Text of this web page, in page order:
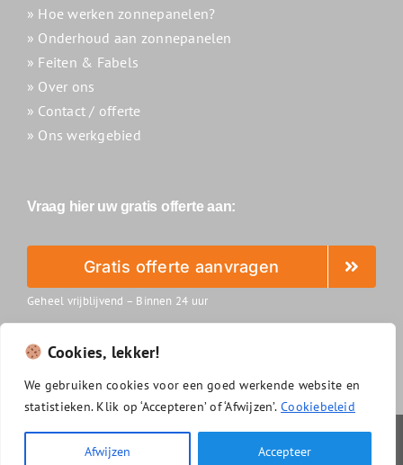
Cookies, lekker!
We gebruikencookiesvooreengoedwerkende website en
statistieken. Klik op ‘Accepteren’of ‘Afwijzen’. Cookiebeleid
Afwijzen Accepteer
» Hoe werken zonnepanelen?
» Onderhoud aan zonnepanelen
» Feiten & Fabels
» Over ons
» Contact / offerte
» Ons werkgebied
Vraag hier uw gratis offerte aan:
Gratis offerte aanvragen
Geheel vrijblijvend – Binnen 24 uur
Privacyverklaring
Cookiebeleid